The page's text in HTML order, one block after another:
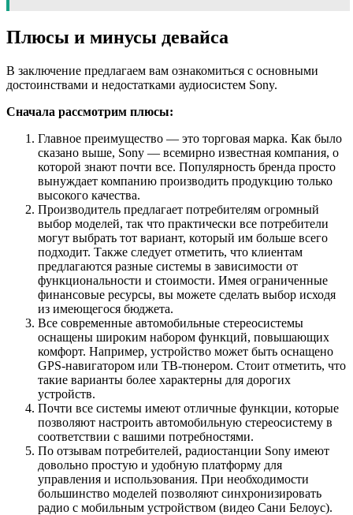
Плюсы и минусы девайса
В заключение предлагаем вам ознакомиться с основными
достоинствами и недостатками аудиосистем Sony.
Сначала рассмотрим плюсы:
Главное преимущество — это торговая марка. Как было
сказано выше, Sony — всемирно известная компания, о
которой знают почти все. Популярность бренда просто
вынуждает компанию производить продукцию только
высокого качества.
Производитель предлагает потребителям огромный
выбор моделей, так что практически все потребители
могут выбрать тот вариант, который им больше всего
подходит. Также следует отметить, что клиентам
предлагаются разные системы в зависимости от
функциональности и стоимости. Имея ограниченные
финансовые ресурсы, вы можете сделать выбор исходя
из имеющегося бюджета.
Все современные автомобильные стереосистемы
оснащены широким набором функций, повышающих
комфорт. Например, устройство может быть оснащено
GPS-навигатором или ТВ-тюнером. Стоит отметить, что
такие варианты более характерны для дорогих
устройств.
Почти все системы имеют отличные функции, которые
позволяют настроить автомобильную стереосистему в
соответствии с вашими потребностями.
По отзывам потребителей, радиостанции Sony имеют
довольно простую и удобную платформу для
управления и использования. При необходимости
большинство моделей позволяют синхронизировать
радио с мобильным устройством (видео Сани Белоус).